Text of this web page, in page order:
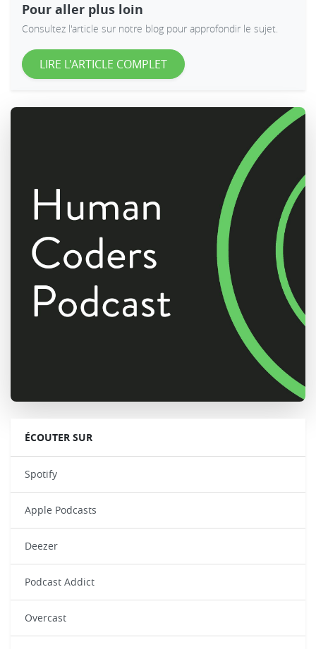
Pour aller plus loin
Consultez l'article sur notre blog pour approfondir le sujet.
LIRE L'ARTICLE COMPLET
ÉCOUTER SUR
Spotify
Apple Podcasts
Deezer
Podcast Addict
Overcast